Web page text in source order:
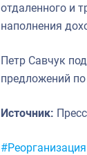
отдаленного и
наполнения
Петр Савчук
предложений
Источник:
Метки:
#Реорганизация